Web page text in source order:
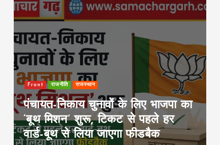
Front Rajya इंडिया
पटना में सड़क हादसे के बाद हिंसा, 10
गाड़ियां फूंकीं; ट्रैफिक पुलिस चौकी
जलाई, हाईवे जाम